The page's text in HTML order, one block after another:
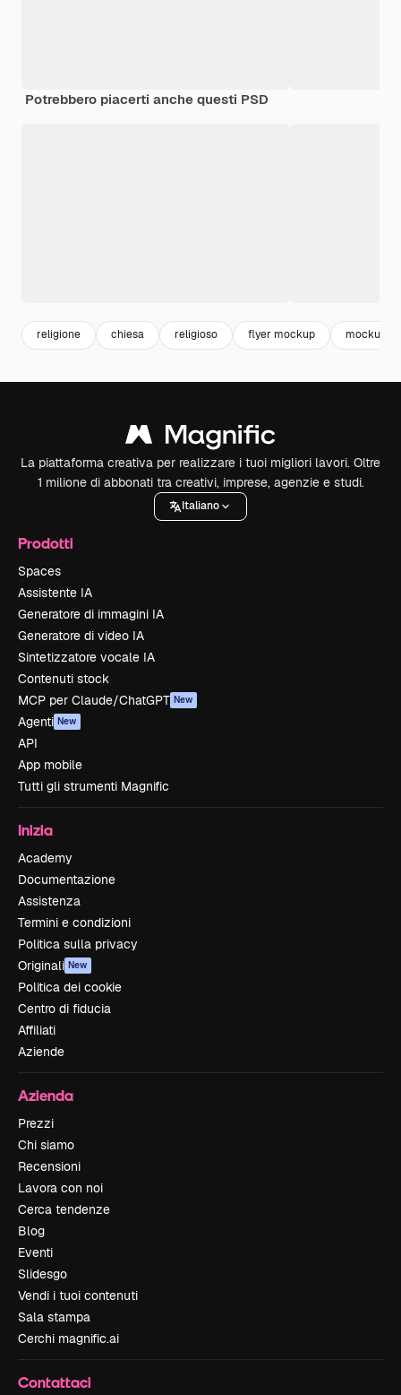
Potrebbero piacerti anche questi PSD
religione chiesa religioso flyer mockup mockup
La piattaforma creativa per realizzare i tuoi migliori lavori. Oltre
1 milione di abbonati tra creativi, imprese, agenzie e studi.
Italiano
Prodotti
Spaces
Assistente IA
Generatore di immagini IA
Generatore di video IA
Sintetizzatore vocale IA
Contenuti stock
MCP per Claude/ChatGPT New
Agenti New
API
App mobile
Tutti gli strumenti Magnific
Inizia
Academy
Documentazione
Assistenza
Termini e condizioni
Politica sulla privacy
Originali New
Politica dei cookie
Centro di fiducia
Affiliati
Aziende
Azienda
Prezzi
Chi siamo
Recensioni
Lavora con noi
Cerca tendenze
Blog
Eventi
Slidesgo
Vendi i tuoi contenuti
Sala stampa
Cerchi magnific.ai
Contattaci